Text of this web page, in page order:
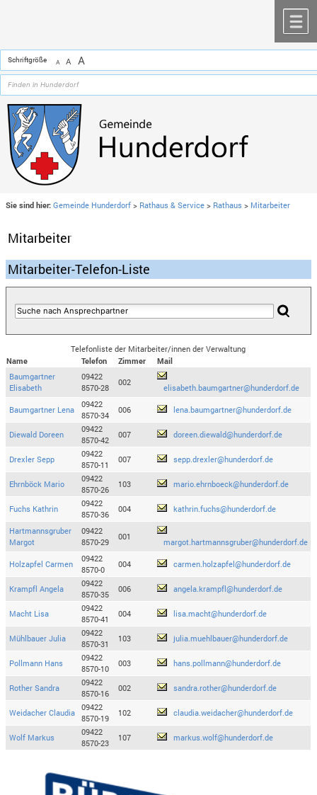
Schriftgröße A A A
Sie sind hier: Gemeinde Hunderdorf > Rathaus & Service > Rathaus > Mitarbeiter
Mitarbeiter
Mitarbeiter-Telefon-Liste
Telefonliste der Mitarbeiter/innen der Verwaltung
Name
Telefon Zimmer
Mail
Baumgartner
Elisabeth
09422
8570-28
002
elisabeth.baumgartner@hunderdorf.de
Baumgartner Lena
09422
8570-34
006 lena.baumgartner@hunderdorf.de
Diewald Doreen
09422
8570-42
007 doreen.diewald@hunderdorf.de
Drexler Sepp
09422
8570-11
007 sepp.drexler@hunderdorf.de
Ehrnböck Mario
09422
8570-26
103 mario.ehrnboeck@hunderdorf.de
Fuchs Kathrin
09422
8570-36
004 kathrin.fuchs@hunderdorf.de
Hartmannsgruber
Margot
09422
8570-29
001
margot.hartmannsgruber@hunderdorf.de
Holzapfel Carmen
09422
8570-0
004 carmen.holzapfel@hunderdorf.de
Krampfl Angela
09422
8570-35
006 angela.krampfl@hunderdorf.de
Macht Lisa
09422
8570-41
004 lisa.macht@hunderdorf.de
Mühlbauer Julia
09422
8570-31
103 julia.muehlbauer@hunderdorf.de
Pollmann Hans
09422
8570-10
003 hans.pollmann@hunderdorf.de
Rother Sandra
09422
8570-16
002 sandra.rother@hunderdorf.de
Weidacher Claudia
09422
8570-19
102 claudia.weidacher@hunderdorf.de
Wolf Markus
09422
8570-23
107 markus.wolf@hunderdorf.de